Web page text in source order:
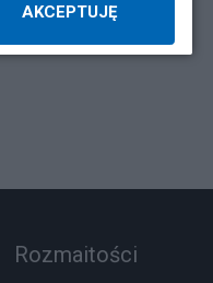
Rozmaitości
AKCEPTUJĘ